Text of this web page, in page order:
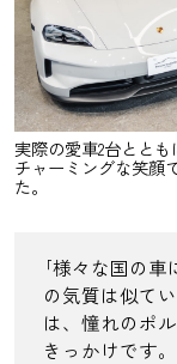
実際の愛車2台とと
チャーミングな笑顔
た。
｢様々な国の
の気質は似て
は、憧れのポ
きっかけです。